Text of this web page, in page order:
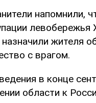
напомнили,
жителя
с врагом.
в конце
области к